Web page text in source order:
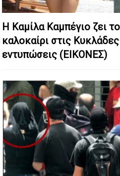
Η Καμίλα Καμπέγιο ζει
καλοκαίρι στις
εντυπώσεις (ΕΙΚΟΝΕΣ)